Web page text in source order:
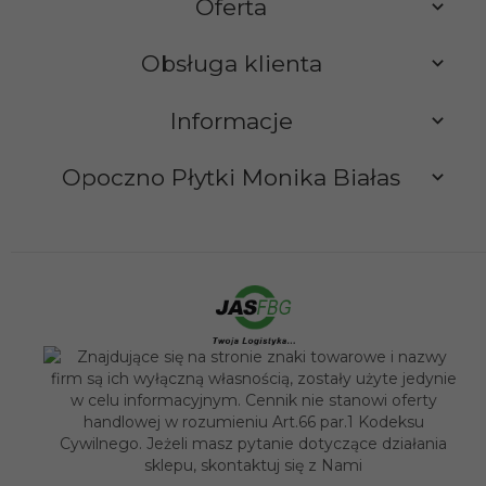
Oferta
Obsługa klienta
Informacje
Opoczno Płytki Monika Białas
sklep@opocznoplytki.pl